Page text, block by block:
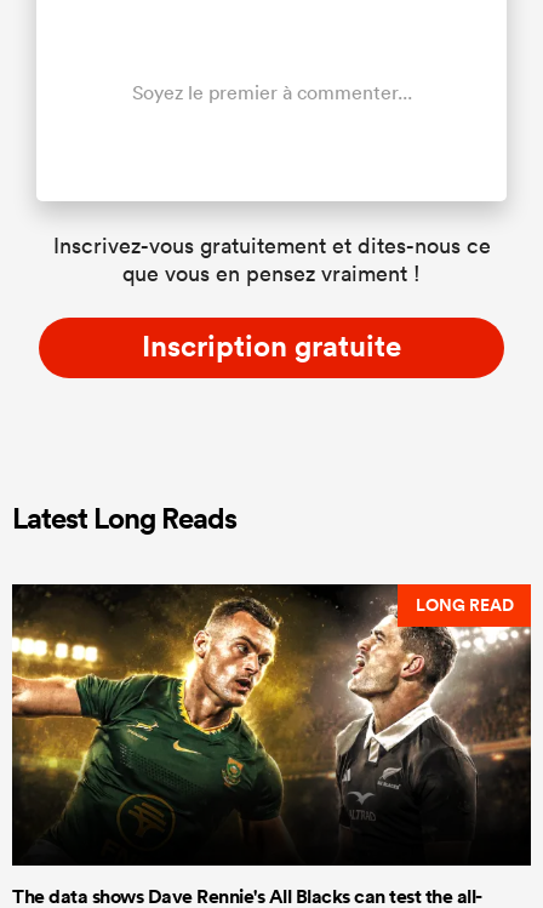
Soyez le premier à commenter...
Inscrivez-vous gratuitement et dites-nous ce
que vous en pensez vraiment !
Inscription gratuite
Latest Long Reads
LONG READ
The data shows Dave Rennie's All Blacks can test the all-